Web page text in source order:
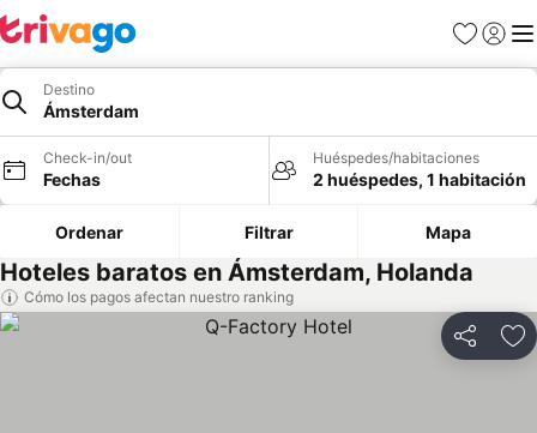
Favoritos
Iniciar
Destino
Ámsterdam
Check-in/out
Fechas
Huéspedes/habitaciones
2 huéspedes, 1 habitación
Ordenar Filtrar Mapa
Hoteles baratos en Ámsterdam, Holanda
Cómo los pagos afectan nuestro ranking
Compartir